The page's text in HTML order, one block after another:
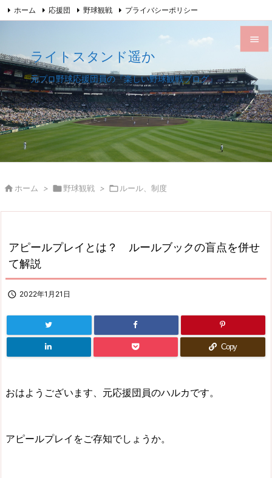
ライトスタンド遥か
元プロ野球応援団員の『楽しい野球観戦ブログ』

メニュ

サイド

前へ

ホーム 応援団 野球観戦 プライバシーポリシー
ホーム > 野球観戦 > ルール、制度
アピールプレイとは？ ルールブックの盲点を併せ
て解説
 2022年1月21日
Copy
おはようございます、元応援団員のハルカです。
アピールプレイをご存知でしょうか。